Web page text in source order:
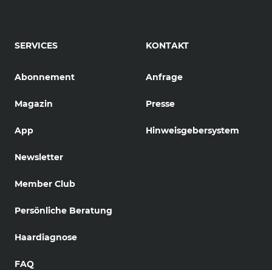
SERVICES
Abonnement
Magazin
App
Newsletter
Member Club
Persönliche Beratung
Haardiagnose
FAQ
KONTAKT
Anfrage
Presse
Hinweisgebersystem